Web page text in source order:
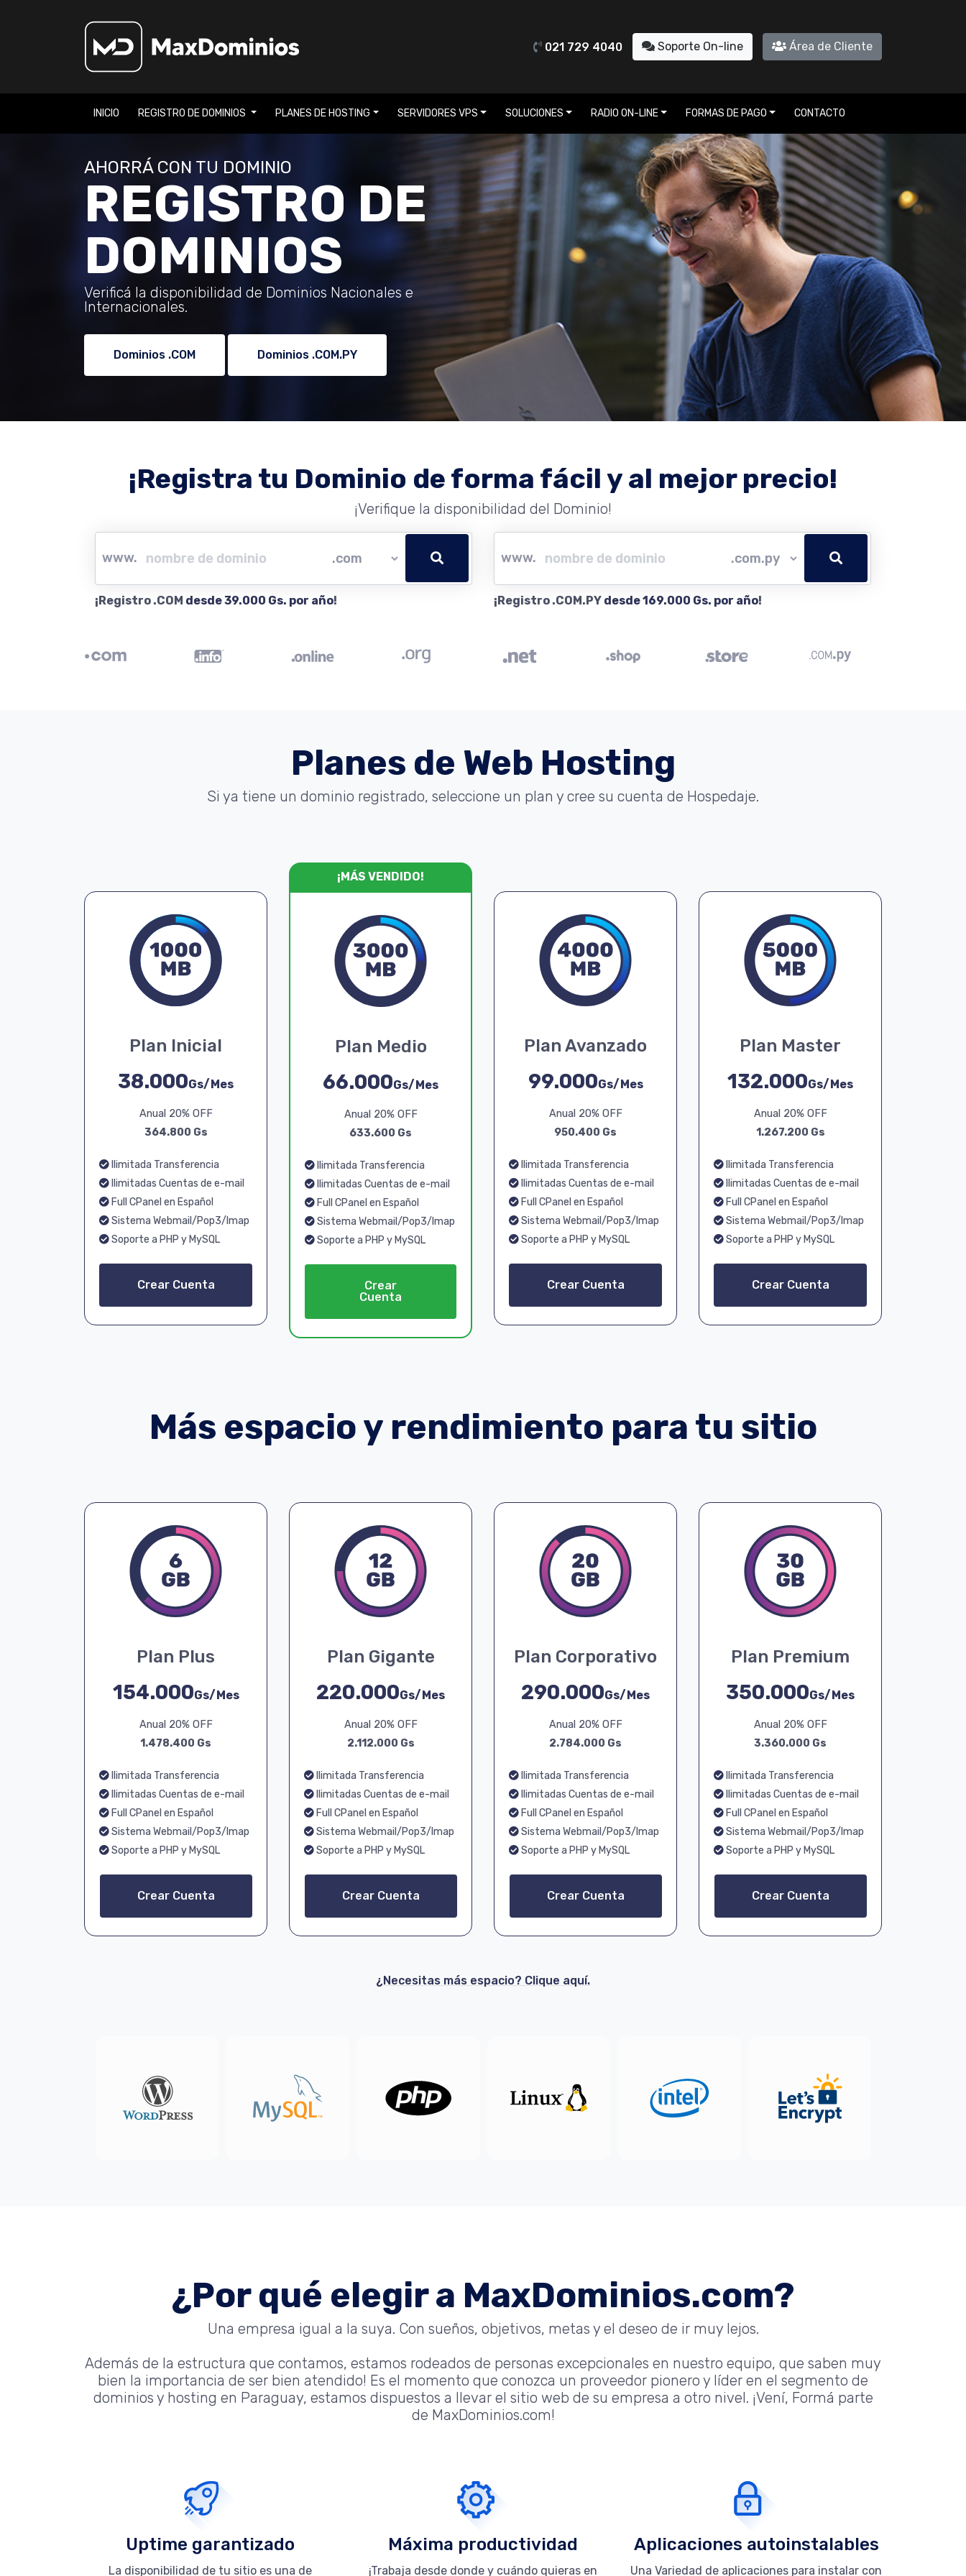
021 729 4040 Soporte On-line Área de Cliente
INICIO REGISTRO DE DOMINIOS PLANES DE HOSTING SERVIDORES VPS SOLUCIONES RADIO ON-LINE FORMAS DE PAGO CONTACTO
AHORRÁ CON TU DOMINIO
REGISTRO DE
DOMINIOS
Verificá la disponibilidad de Dominios Nacionales e
Internacionales.
Dominios .COM Dominios .COM.PY
¡Registra tu Dominio de forma fácil y al mejor precio!
¡Verifique la disponibilidad del Dominio!
www.
¡Registro .COM desde 39.000 Gs. por año!
www.
¡Registro .COM.PY desde 169.000 Gs. por año!
Planes de Web Hosting
Si ya tiene un dominio registrado, seleccione un plan y cree su cuenta de Hospedaje.
Plan Inicial
38.000Gs/Mes
Anual 20% OFF
364.800 Gs
Ilimitada Transferencia
Ilimitadas Cuentas de e-mail
Full CPanel en Español
Sistema Webmail/Pop3/Imap
Soporte a PHP y MySQL
Crear Cuenta
¡MÁS VENDIDO!
Plan Medio
66.000Gs/Mes
Anual 20% OFF
633.600 Gs
Ilimitada Transferencia
Ilimitadas Cuentas de e-mail
Full CPanel en Español
Sistema Webmail/Pop3/Imap
Soporte a PHP y MySQL
Crear
Cuenta
Plan Avanzado
99.000Gs/Mes
Anual 20% OFF
950.400 Gs
Ilimitada Transferencia
Ilimitadas Cuentas de e-mail
Full CPanel en Español
Sistema Webmail/Pop3/Imap
Soporte a PHP y MySQL
Crear Cuenta
Plan Master
132.000Gs/Mes
Anual 20% OFF
1.267.200 Gs
Ilimitada Transferencia
Ilimitadas Cuentas de e-mail
Full CPanel en Español
Sistema Webmail/Pop3/Imap
Soporte a PHP y MySQL
Crear Cuenta
Más espacio y rendimiento para tu sitio
Plan Plus
154.000Gs/Mes
Anual 20% OFF
1.478.400 Gs
Ilimitada Transferencia
Ilimitadas Cuentas de e-mail
Full CPanel en Español
Sistema Webmail/Pop3/Imap
Soporte a PHP y MySQL
Crear Cuenta
Plan Gigante
220.000Gs/Mes
Anual 20% OFF
2.112.000 Gs
Ilimitada Transferencia
Ilimitadas Cuentas de e-mail
Full CPanel en Español
Sistema Webmail/Pop3/Imap
Soporte a PHP y MySQL
Crear Cuenta
Plan Corporativo
290.000Gs/Mes
Anual 20% OFF
2.784.000 Gs
Ilimitada Transferencia
Ilimitadas Cuentas de e-mail
Full CPanel en Español
Sistema Webmail/Pop3/Imap
Soporte a PHP y MySQL
Crear Cuenta
Plan Premium
350.000Gs/Mes
Anual 20% OFF
3.360.000 Gs
Ilimitada Transferencia
Ilimitadas Cuentas de e-mail
Full CPanel en Español
Sistema Webmail/Pop3/Imap
Soporte a PHP y MySQL
Crear Cuenta
¿Necesitas más espacio? Clique aquí.
¿Por qué elegir a MaxDominios.com?
Una empresa igual a la suya. Con sueños, objetivos, metas y el deseo de ir muy lejos.
Además de la estructura que contamos, estamos rodeados de personas excepcionales en nuestro equipo, que saben muy
bien la importancia de ser bien atendido! Es el momento que conozca un proveedor pionero y líder en el segmento de
dominios y hosting en Paraguay, estamos dispuestos a llevar el sitio web de su empresa a otro nivel. ¡Vení, Formá parte
de MaxDominios.com!
Uptime garantizado
La disponibilidad de tu sitio es una de
Máxima productividad
¡Trabaja desde donde y cuándo quieras en
Aplicaciones autoinstalables
Una Variedad de aplicaciones para instalar con